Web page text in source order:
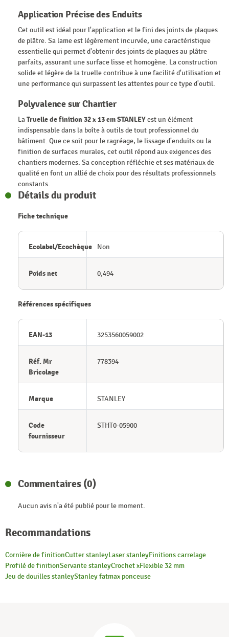
Application Précise des Enduits
Cet outil est idéal pour l'application et le fini des joints de plaques
de plâtre. Sa lame est légèrement incurvée, une caractéristique
essentielle qui permet d'obtenir des joints de plaques au plâtre
parfaits, assurant une surface lisse et homogène. La construction
solide et légère de la truelle contribue à une facilité d'utilisation et
une performance qui surpassent les attentes pour ce type d'outil.
Polyvalence sur Chantier
LaTruelle de finition 32 x 13 cm STANLEYest un élément
indispensable dans la boîte à outils de tout professionnel du
bâtiment. Que ce soit pour le ragréage, le lissage d'enduits ou la
finition de surfaces murales, cet outil répond aux exigences des
chantiers modernes. Sa conception réfléchie et ses matériaux de
qualité en font un allié de choix pour des résultats professionnels
constants.
Détails du produit
Fiche technique
Ecolabel/Ecochèque Non
Poids net 0,494
Références spécifiques
EAN-13 3253560059002
Réf. Mr
Bricolage
778394
Marque STANLEY
Code
fournisseur
STHT0-05900
Commentaires (0)
Aucun avis n'a été publié pour le moment.
Recommandations
Cornière de finitionCutter stanleyLaser stanleyFinitions carrelage
Profilé de finitionServante stanleyCrochet xFlexible 32 mm
Jeu de douilles stanleyStanley fatmax ponceuse